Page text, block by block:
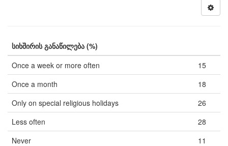
სიხშირის განაწილება (%)
Once a week or more often
15
Once a month
18
Only on special religious holidays
26
Less often
28
Never
11